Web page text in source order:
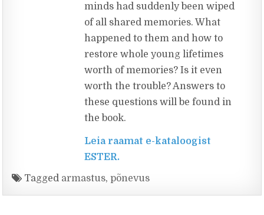
minds had suddenly been wiped
of all shared memories. What
happened to them and how to
restore whole young lifetimes
worth of memories? Is it even
worth the trouble? Answers to
these questions will be found in
the book.
Leia raamat e-kataloogist
ESTER.
Tagged armastus,põnevus